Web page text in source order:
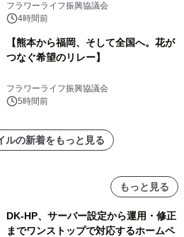
フラワーライフ振興協議会
4時間前
【熊本から福岡、そして全国へ。花が
つなぐ希望のリレー】
フラワーライフ振興協議会
5時間前
ルの新着をもっと見る
もっと見る
DK-HP、サーバー設定から運用・修正
までワンストップで対応するホームペ